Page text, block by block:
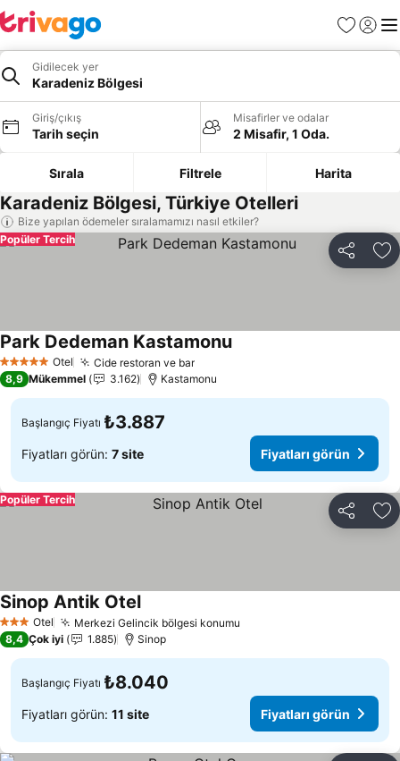
Favoriler
Giriş
Gidilecek yer
Karadeniz Bölgesi
Giriş/çıkış
Tarih seçin
Misafirler ve odalar
2 Misafir, 1 Oda.
Sırala Filtrele Harita
Karadeniz Bölgesi, Türkiye Otelleri
Bize yapılan ödemeler sıralamamızı nasıl etkiler?
Paylaş
Popüler Tercih
5 Yıldız Otel Cide restoran ve bar
Park Dedeman Kastamonu
8,9 Mükemmel 3.162 Kastamonu
Başlangıç Fiyatı ₺3.887
Fiyatları görün: 7 site Fiyatları görün
Paylaş
Popüler Tercih
3 YıldızOtel Merkezi Gelincik bölgesi konumu
Sinop Antik Otel
8,4 Çok iyi 1.885 Sinop
Başlangıç Fiyatı ₺8.040
Fiyatları görün: 11 site Fiyatları görün